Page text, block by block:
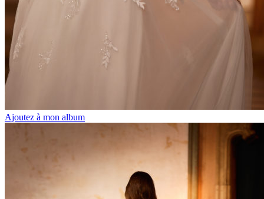
Ajoutez à mon album